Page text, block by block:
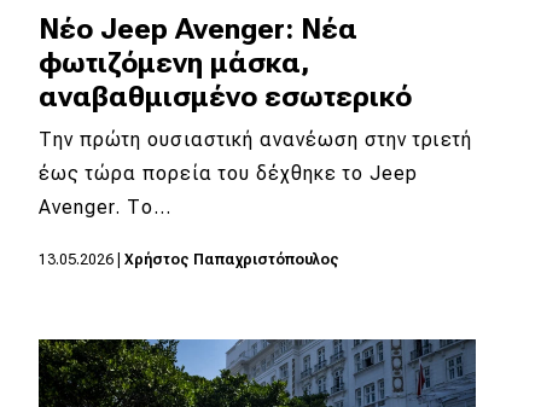
Νέο Jeep Avenger: Νέα
φωτιζόμενη μάσκα,
αναβαθμισμένο εσωτερικό
Την πρώτη ουσιαστική ανανέωση στην τριετή
έως τώρα πορεία του δέχθηκε το Jeep
Avenger. Tο…
13.05.2026 Χρήστος Παπαχριστόπουλος